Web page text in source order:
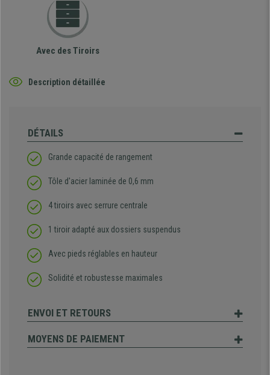
Avec des Tiroirs
Description détaillée
DÉTAILS
Grande capacité de rangement
Tôle d'acier laminée de 0,6 mm
4 tiroirs avec serrure centrale
1 tiroir adapté aux dossiers suspendus
Avec pieds réglables en hauteur
Solidité et robustesse maximales
ENVOI ET RETOURS
MOYENS DE PAIEMENT